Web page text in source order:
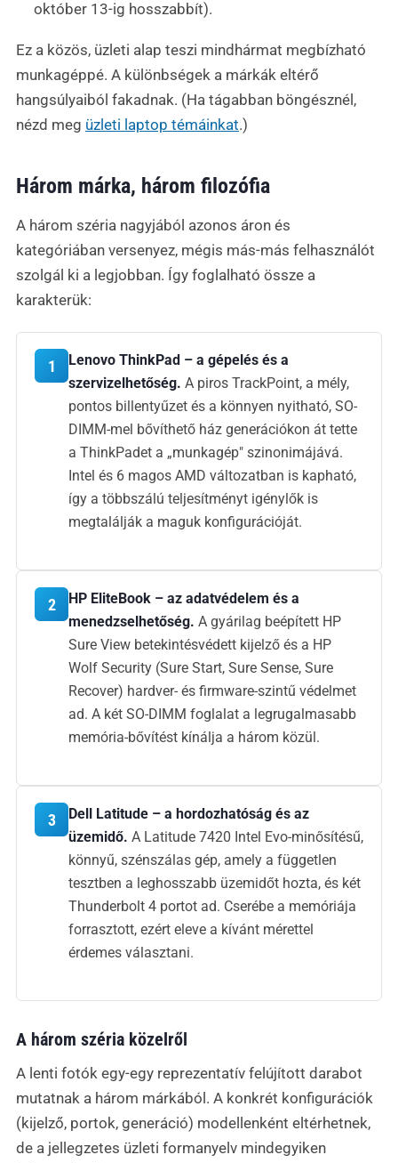
október 13-ig hosszabbít).
Ez a közös, üzleti alap teszi mindhármat megbízható
munkagéppé. A különbségek a márkák eltérő
hangsúlyaiból fakadnak. (Ha tágabban böngésznél,
nézd meg üzleti laptop témáinkat.)
Három márka, három filozófia
A három széria nagyjából azonos áron és
kategóriában versenyez, mégis más-más felhasználót
szolgál ki a legjobban. Így foglalható össze a
karakterük:
1
Lenovo ThinkPad – a gépelés és a
szervizelhetőség. A piros TrackPoint, a mély,
pontos billentyűzet és a könnyen nyitható, SO-
DIMM-mel bővíthető ház generációkon át tette
a ThinkPadet a „munkagép" szinonimájává.
Intel és 6 magos AMD változatban is kapható,
így a többszálú teljesítményt igénylők is
megtalálják a maguk konfigurációját.
2
HP EliteBook – az adatvédelem és a
menedzselhetőség. A gyárilag beépített HP
Sure View betekintésvédett kijelző és a HP
Wolf Security (Sure Start, Sure Sense, Sure
Recover) hardver- és firmware-szintű védelmet
ad. A két SO-DIMM foglalat a legrugalmasabb
memória-bővítést kínálja a három közül.
3
Dell Latitude – a hordozhatóság és az
üzemidő. A Latitude 7420 Intel Evo-minősítésű,
könnyű, szénszálas gép, amely a független
tesztben a leghosszabb üzemidőt hozta, és két
Thunderbolt 4 portot ad. Cserébe a memóriája
forrasztott, ezért eleve a kívánt mérettel
érdemes választani.
A három széria közelről
A lenti fotók egy-egy reprezentatív felújított darabot
mutatnak a három márkából. A konkrét konfigurációk
(kijelző, portok, generáció) modellenként eltérhetnek,
de a jellegzetes üzleti formanyelv mindegyiken